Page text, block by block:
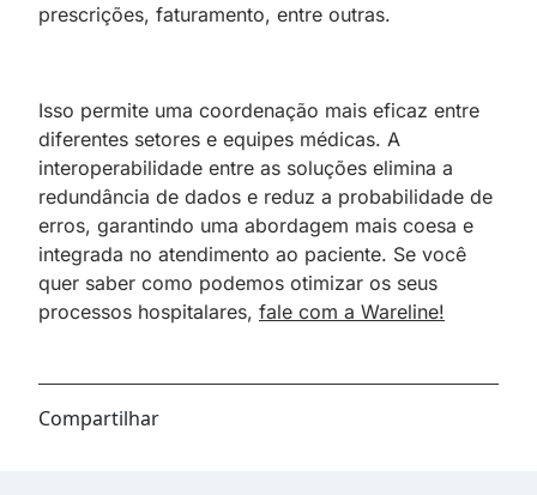
prescrições, faturamento, entre outras.
Isso permite uma coordenação mais eficaz entre
diferentes setores e equipes médicas. A
interoperabilidade entre as soluções elimina a
redundância de dados e reduz a probabilidade de
erros, garantindo uma abordagem mais coesa e
integrada no atendimento ao paciente. Se você
quer saber como podemos otimizar os seus
processos hospitalares, fale com a Wareline!
Compartilhar